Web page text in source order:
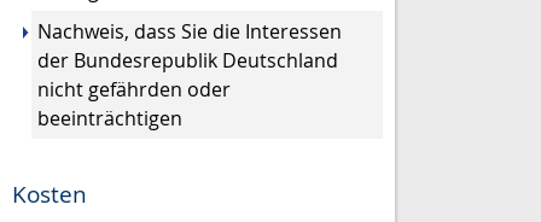
Nachweis, dass Sie die Interessen
der Bundesrepublik Deutschland
nicht gefährden oder
beeinträchtigen
Kosten